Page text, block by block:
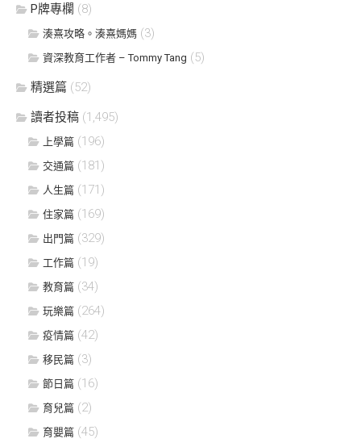
P牌專欄 (8)
湊熹攻略。湊熹媽媽 (3)
資深教育工作者 – Tommy Tang (5)
精選篇 (52)
讀者投稿 (1,495)
上學篇 (196)
交通篇 (181)
人生篇 (171)
住家篇 (169)
出門篇 (329)
工作篇 (19)
教育篇 (34)
玩樂篇 (264)
疫情篇 (42)
移民篇 (3)
節日篇 (16)
育兒篇 (2)
育嬰篇 (45)